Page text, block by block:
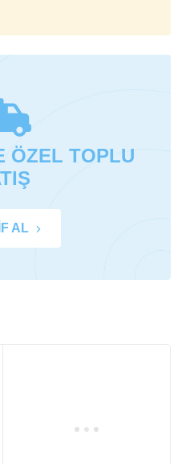
ÖZEL TOPLU
AL